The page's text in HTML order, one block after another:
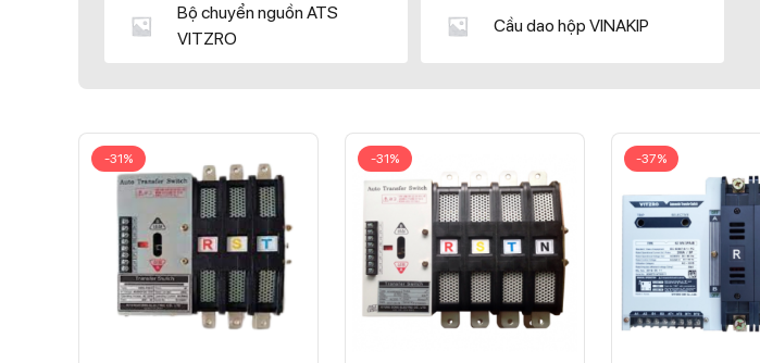
Bộ chuyển nguồn ATS
VITZRO
Cầu dao hộp VINAKIP
-31% -31% -37%